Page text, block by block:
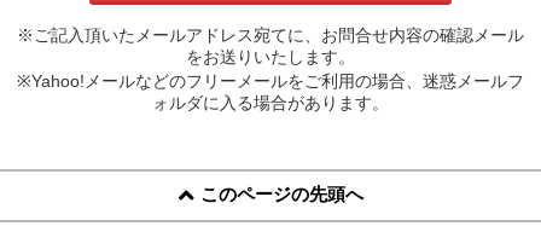
※ご記入頂いたメールアドレス宛てに、お問合せ内容の確認メール
をお送りいたします。
※Yahoo!メールなどのフリーメールをご利用の場合、迷惑メールフ
ォルダに入る場合があります。
このページの先頭へ